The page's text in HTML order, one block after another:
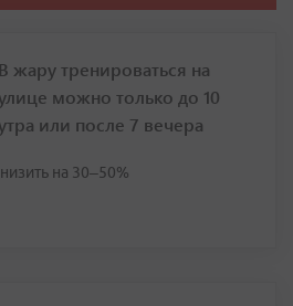
В жару тренироваться на
можно только до 10
или после 7 вечера
на 30–50%